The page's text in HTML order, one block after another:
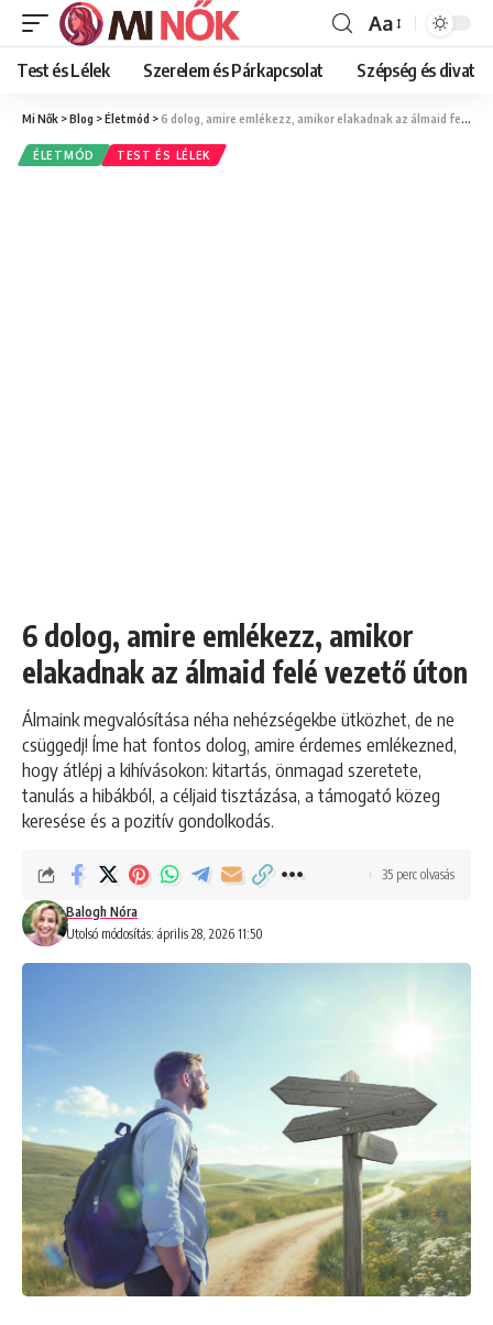
Font
Resizer
Aa
Test és Lélek Szerelem és Párkapcsolat Szépség és divat
Mi Nők >Blog >Életmód >6 dolog, amire emlékezz, amikor elakadnak az álmaid felé vezető úton
ÉLETMÓD TEST ÉS LÉLEK
6 dolog, amire emlékezz, amikor
elakadnak az álmaid felé vezető úton
Álmaink megvalósítása néha nehézségekbe ütközhet, de ne
csüggedj! Íme hat fontos dolog, amire érdemes emlékezned,
hogy átlépj a kihívásokon: kitartás, önmagad szeretete,
tanulás a hibákból, a céljaid tisztázása, a támogató közeg
keresése és a pozitív gondolkodás.
Utolsó módosítás: április 28, 2026 11:50
Balogh Nóra
35 perc olvasás